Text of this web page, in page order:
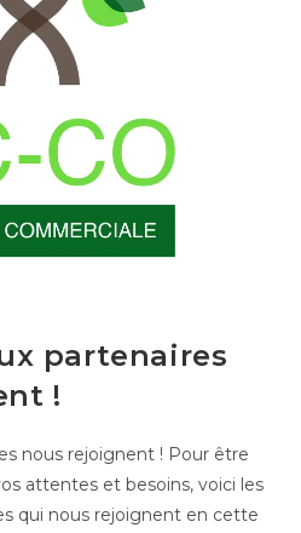
partenaires
!
nous rejoignent ! Pour être
attentes et besoins, voici les
qui nous rejoignent en cette